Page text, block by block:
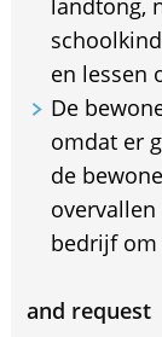
landtong,
en lessen
De
omdat er
de
bedrijf om
and request